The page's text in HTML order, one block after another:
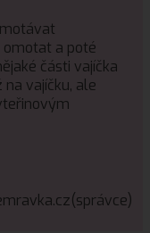
omotat a poté
části vajíčka
vajíčku, ale
(správce)